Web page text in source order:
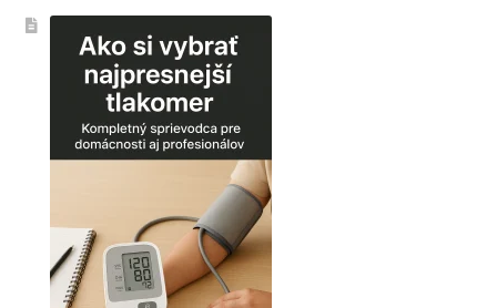
sprievodca
akupresúrnou
podložkou:
Ako
si
vybrať
tú
prečo
je
hitom
na
Slovensku?